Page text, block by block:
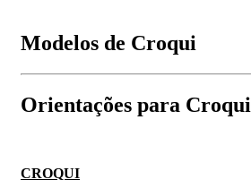
Modelos de Croqui
Orientações para Croqui
CROQUI